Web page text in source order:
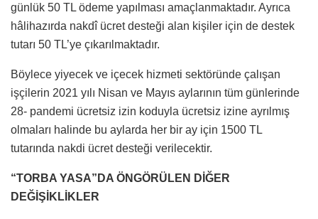
günlük 50 TL ödeme yapılması amaçlanmaktadır. Ayrıca
hâlihazırda nakdî ücret desteği alan kişiler için de destek
tutarı 50 TL’ye çıkarılmaktadır.
Böylece yiyecek ve içecek hizmeti sektöründe çalışan
işçilerin 2021 yılı Nisan ve Mayıs aylarının tüm günlerinde
28- pandemi ücretsiz izin koduyla ücretsiz izine ayrılmış
olmaları halinde bu aylarda her bir ay için 1500 TL
tutarında nakdi ücret desteği verilecektir.
“TORBA YASA”DA ÖNGÖRÜLEN DİĞER
DEĞİŞİKLİKLER